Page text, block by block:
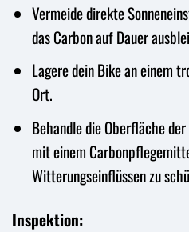
Vermeide direkte
das Carbon auf Dauer
Lagere dein Bike an einem
Ort.
Behandle die Oberfläche
mit einem
Witterungseinflüssen zu
Inspektion: